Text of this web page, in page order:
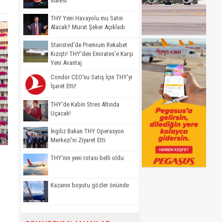
THY Yeni Havayolu mu Satın
Alacak? Murat Şeker Açıkladı
Stansted'de Premium Rekabet
Kızıştı! THY'den Emirates'e Karşı
Yeni Avantaj
Condor CEO'su Satış İçin THY'yi
İşaret Etti!
THY’de Kabin Stres Altında
Uçacak!
İngiliz Bakan THY Operasyon
Merkezi'ni Ziyaret Etti
THY'nin yeni rotası belli oldu
Kazanın boyutu gözler önünde